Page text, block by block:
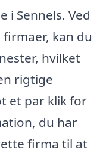
i Sennels. Ved
kan du
hvilket
rigtige
et par klik for
du har
firma til at